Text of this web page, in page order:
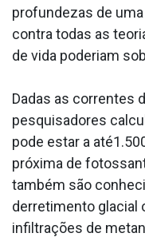
profundezas de
contra todas as
de vida poderiam
Dadas as correntes
pesquisadores
pode estar a
próxima de
também são
derretimento glacial
infiltrações de